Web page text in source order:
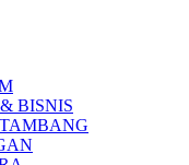
BISNIS